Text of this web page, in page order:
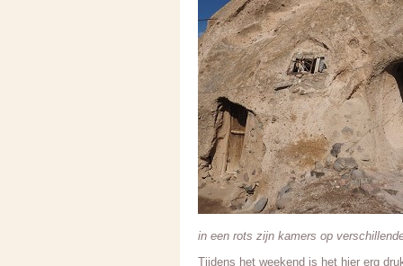
in een rots zijn kamers op
Tijdens het weekend is het hier erg